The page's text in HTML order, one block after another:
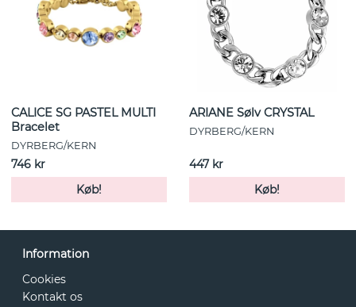
CALICE SG PASTEL MULTI
Bracelet
DYRBERG/KERN
746 kr
Køb!
ARIANE Sølv CRYSTAL
DYRBERG/KERN
447 kr
Køb!
Information
Cookies
Kontakt os